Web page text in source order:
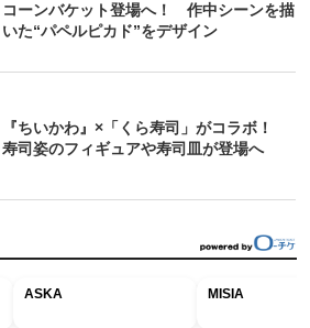
コーンバケット登場へ！ 作中シーンを描
いた“パペルピカド”をデザイン
『ちいかわ』×「くら寿司」がコラボ！
寿司姿のフィギュアや寿司皿が登場へ
ASKA MISIA